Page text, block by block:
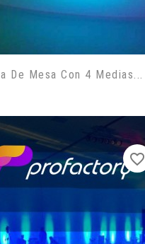
De Mesa Con 4 Medias...
favorite_border